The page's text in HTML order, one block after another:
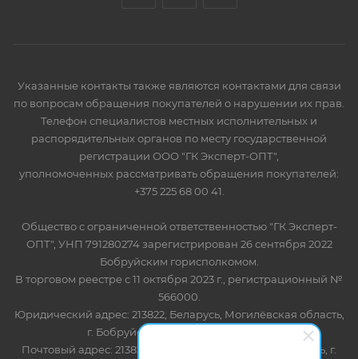
Указанные контакты также являются контактами для связи
по вопросам обращения покупателей о нарушении их прав.
Телефон специалистов местных исполнительных и
распорядительных органов по месту государственной
регистрации ООО "ГК Эксперт-ОПТ",
уполномоченных рассматривать обращения покупателей:
+375 225 68 00 41.
Общество с ограниченной ответственностью "ГК Эксперт-
ОПТ", УНП 791280274 зарегистрирован 26 сентября 2022
Бобруйским горисполкомом.
В торговом реестре с 11 октября 2023 г., регистрационный №
566000.
Юридический адрес: 213822, Беларусь, Могилёвская область,
г. Бобруйск, ул. Лынькова 85 пом 7
Почтовый адрес: 213822, Беларусь, Могилёвская область, г.